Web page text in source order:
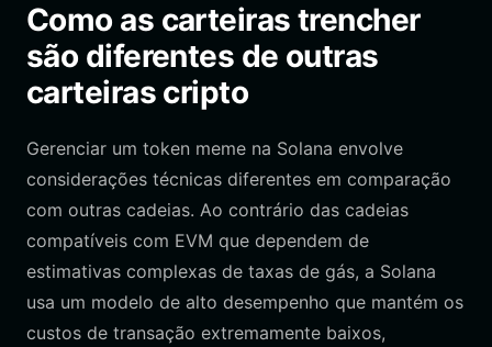
Como as carteiras trencher
são diferentes de outras
carteiras cripto
Gerenciar um token meme na Solana envolve
considerações técnicas diferentes em comparação
com outras cadeias. Ao contrário das cadeias
compatíveis com EVM que dependem de
estimativas complexas de taxas de gás, a Solana
usa um modelo de alto desempenho que mantém os
custos de transação extremamente baixos,